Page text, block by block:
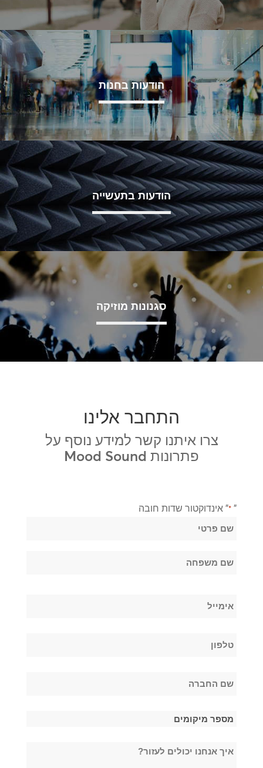
הודעות בחנות
הודעות בתעשייה
סגנונות מוזיקה
התחבר אלינו
צרו איתנו קשר למידע נוסף על
פתרונות Mood Sound
"
*" אינדוקטור שדות חובה
שֵׁם
משפחה
אימייל
טלפון
שם
מספר
*
איך